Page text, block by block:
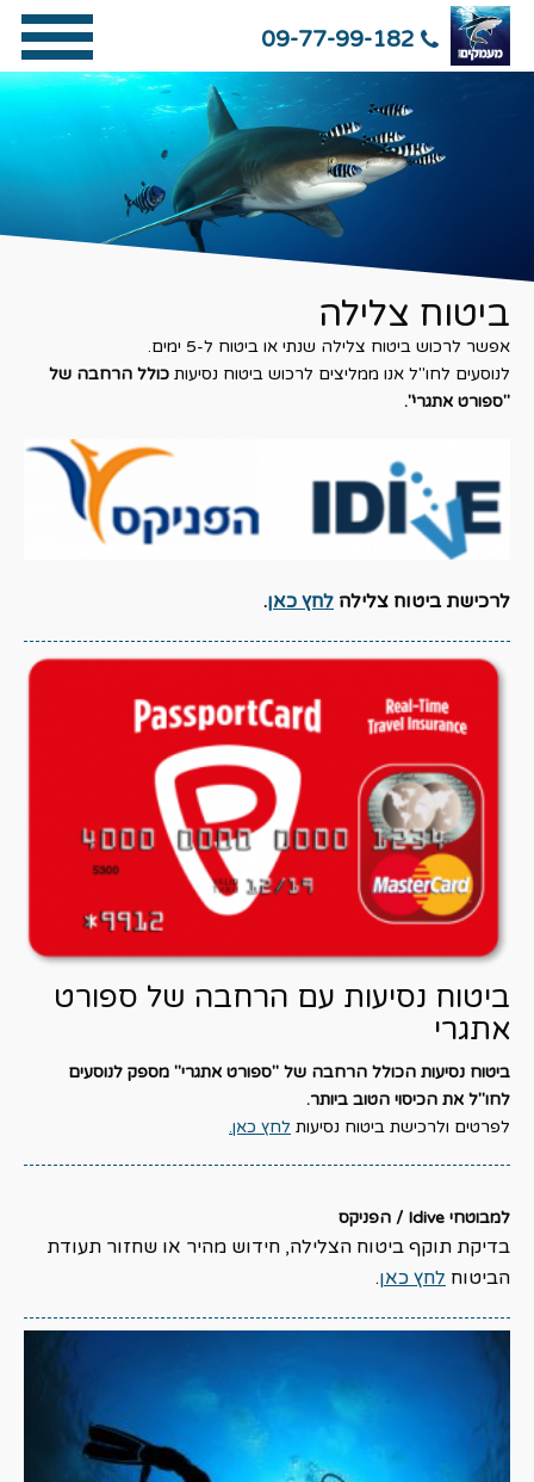
ביטוח צלילה
אפשר לרכוש ביטוח צלילה שנתי או ביטוח ל-5 ימים.
לנוסעים לחו"ל אנו ממליצים לרכוש ביטוח נסיעות כולל הרחבה של
"ספורט אתגרי".
לרכישת ביטוח צלילה לחץ כאן.
ביטוח נסיעות עם הרחבה של ספורט
אתגרי
ביטוח נסיעות הכולל הרחבה של "ספורט אתגרי" מספק לנוסעים
לחו"ל את הכיסוי הטוב ביותר.
לפרטים ולרכישת ביטוח נסיעות לחץ כאן.
למבוטחי Idive / הפניקס
בדיקת תוקף ביטוח הצלילה, חידוש מהיר או שחזור תעודת
הביטוח לחץ כאן.